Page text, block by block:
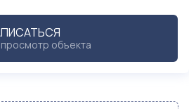
объекта